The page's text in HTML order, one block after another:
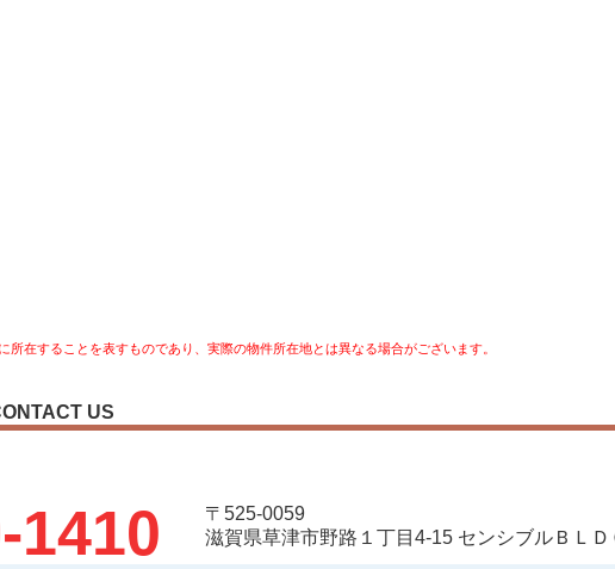
在することを表すものであり、実際の物件所在地とは異なる場合がございます。
US
1410
〒525-0059
滋賀県草津市野路１丁目4-15 センシブルＢＬ